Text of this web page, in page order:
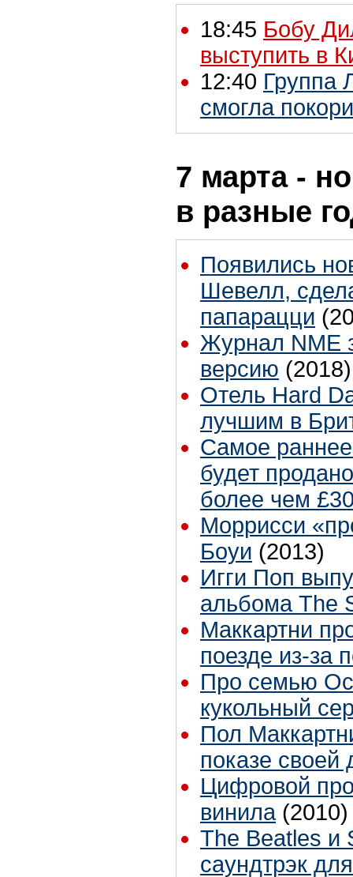
18:45 Бобу
выступить в
12:40 Группа
смогла
7 марта -
в разные
Появились
Шевелл,
папарацци
Журнал NME
версию (2018)
Отель Hard
лучшим в
Самое
будет
более чем
Моррисси
Боуи (2013)
Игги Поп
альбома The
Маккартни
поезде из-за
Про семью
кукольный
Пол
показе своей
Цифровой
винила (2010)
The Beatles и
саундтрэк